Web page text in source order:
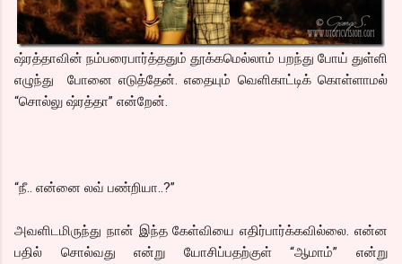
ஷ்ரத்தாவின் நம்பரைபார்த்ததும் தூக்கமெல்லாம் பறந்து போய் துள்ளி
எழுந்து போனை எடுத்தேன். எதையும் வெளிகாட்டிக் கொள்ளாமல்
“சொல்லு ஷ்ரத்தா” என்றேன்.
“நீ.. என்னை லவ் பண்றியா..?”
அவளிடமிருந்து நான் இந்த கேள்வியை எதிர்பார்க்கவில்லை. என்ன
பதில் சொல்வது என்று யோசிப்பதற்குள் “ஆமாம்” என்று